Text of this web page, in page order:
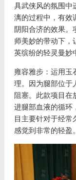
具武侠风的氛围中
漓的过程中，有效
阴阳合济的效果。
师美妙的带动下，
英缤纷的轻灵曼妙
雍容雅步：运用玉
理。因为腿部位于
阻塞。此款项目在
进腿部血液的循环
目主要针对于经常
感觉到非常的轻盈。